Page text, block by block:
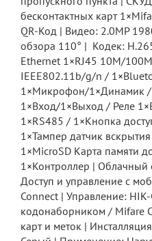
бесконтактных карт
QR-Код | Видео: 2.0МР
обзора 110° | Кодек:
Ethernet 1×RJ45 10M/
IEEE802.11b/g/n /
1×Микрофон/1×Динамик /
1×Вход/1×Выход / Реле
1×RS485 / 1×Кнопка
1×Тампер датчик
1×MicroSD Карта памяти
1×Контроллер | Облачный
Доступ и управление с
Connect | Управление:
кодонаборником / Mifare
карт и меток |